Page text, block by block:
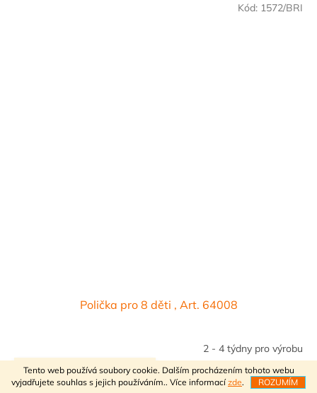
Tento web používá soubory cookie. Dalším procházením tohoto webu
vyjadřujete souhlas s jejich používáním.. Více informací zde. ROZUMÍM
VÍTEJTE V NAŠEM E-SHOPU
Polička pro 8 děti , Art. 64008
2 - 4 týdny pro výrobu
1 851,24 Kč bez DPH
2 240 Kč DETAIL
Kód: 1572/BRI